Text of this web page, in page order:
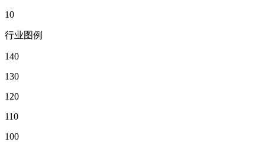
10
行业图例
140
130
120
110
100